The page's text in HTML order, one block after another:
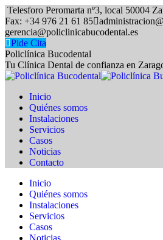
Skip
to
content
Telesforo Peromarta nº3, local 50004
Fax: +34 976 21 61 85
gerencia@policlinicabucodental.es
Pide Cita
Policlínica Bucodental
Tu Clínica Dental de confianza en
Inicio
Quiénes somos
Instalaciones
Servicios
Casos
Noticias
Contacto
Inicio
Quiénes somos
Instalaciones
Servicios
Casos
Noticias